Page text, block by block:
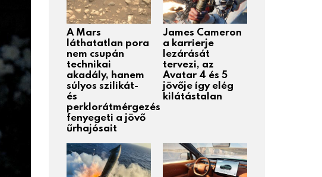
A Mars
láthatatlan pora
nem csupán
technikai
akadály, hanem
súlyos szilikát-
és
perklorátmérgezés
fenyegeti a jövő
űrhajósait
James Cameron
a karrierje
lezárását
tervezi, az
Avatar 4 és 5
jövője így elég
kilátástalan